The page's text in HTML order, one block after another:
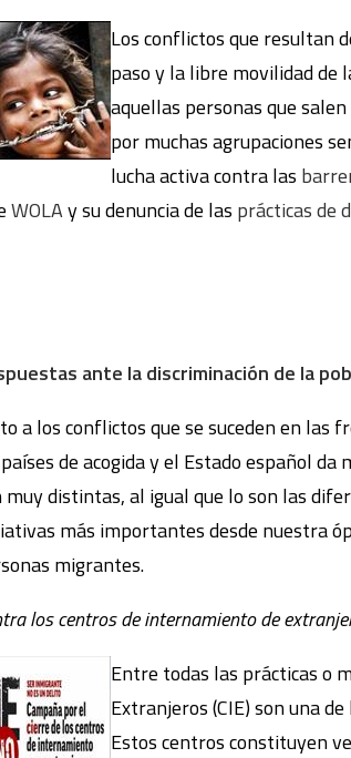
Los conflictos que resultan
paso y la libre movilidad de
aquellas personas que
por muchas agrupaciones
lucha activa contra las
WOLAy su denuncia de las prácticas de
ante la discriminación de la
a los conflictos que se suceden en
de acogida y el Estado español
muy distintas, al igual que lo son las
más importantes desde nuestra
migrantes.
los centros de internamiento de
Entre todas las prácticas o
Extranjeros (CIE) son una
Estos centros constituyen